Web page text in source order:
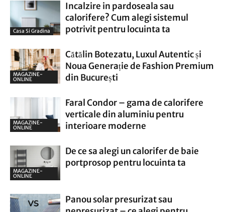
Casa Si Gradina
Incalzire in pardoseala sau
calorifere? Cum alegi sistemul
potrivit pentru locuinta ta
MAGAZINE-
ONLINE
Cătălin Botezatu, Luxul Autentic și
Noua Generație de Fashion Premium
din București
MAGAZINE-
ONLINE
Faral Condor – gama de calorifere
verticale din aluminiu pentru
interioare moderne
MAGAZINE-
ONLINE
De ce sa alegi un calorifer de baie
portprosop pentru locuinta ta
Panou solar presurizat sau